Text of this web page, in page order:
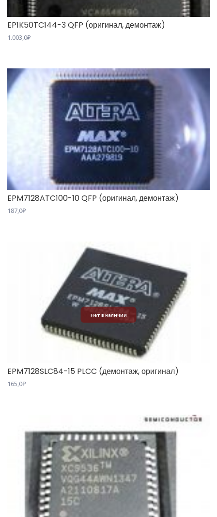
EP1K50TC144-3 QFP (оригинал, демонтаж)
1.003,0₽
EPM7128ATC100-10 QFP (оригинал, демонтаж)
187,0₽
Нет в наличии
EPM7128SLC84-15 PLCC (демонтаж, оригинал)
165,0₽